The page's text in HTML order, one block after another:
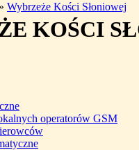
» Wybrzeże Kości Słoniowej
KOŚCI
operatorów GSM